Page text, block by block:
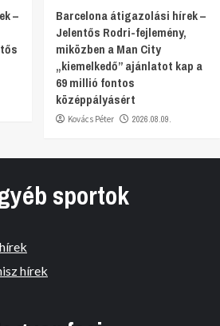
–
Barcelona átigazolási hírek –
Jelentős Rodri-fejlemény,
miközben a Man City
„kiemelkedő” ajánlatot kap a
69 millió fontos
középpályásért
Kovács Péter 2026.08.09.
sportok
hírek